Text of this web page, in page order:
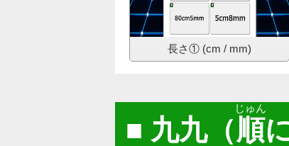
長さ① (cm / mm)
九九（順
じゅん